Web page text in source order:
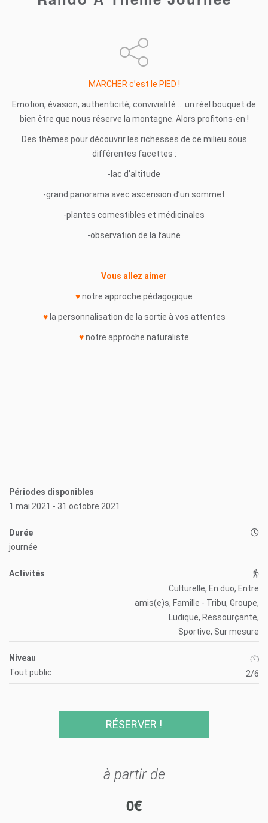
MARCHER c’est le PIED !
Emotion, évasion, authenticité, convivialité … un réel bouquet de
bien être que nous réserve la montagne. Alors profitons-en !
Des thèmes pour découvrir les richesses de ce milieu sous
différentes facettes :
-lac d’altitude
-grand panorama avec ascension d’un sommet
-plantes comestibles et médicinales
-observation de la faune
Vous allez aimer
♥notre approche pédagogique
♥ la personnalisation de la sortie à vos attentes
♥notre approche naturaliste
Périodes disponibles
1 mai 2021 - 31 octobre 2021
Durée
journée
Activités
Culturelle, En duo, Entre
amis(e)s, Famille - Tribu, Groupe,
Ludique, Ressourçante,
Sportive, Sur mesure
Niveau
Tout public
2/6
RÉSERVER !
à partir de
0€